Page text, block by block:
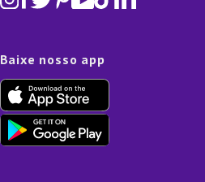
Baixe nosso app